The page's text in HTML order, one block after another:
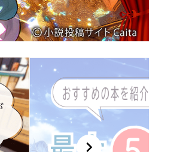
chevron_right